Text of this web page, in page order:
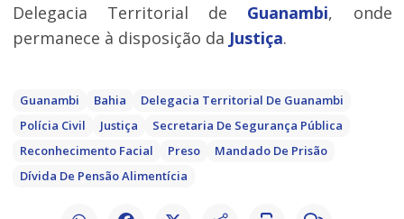
Delegacia Territorial de Guanambi, onde
permanece à disposição da Justiça.
Guanambi Bahia
Delegacia Territorial De Guanambi
Polícia Civil
Justiça
Secretaria De Segurança Pública
Reconhecimento Facial
Preso
Mandado De Prisão
Dívida De Pensão Alimentícia